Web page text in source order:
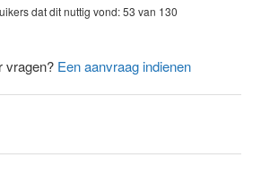
dat dit nuttig vond: 53 van 130
vragen? Een aanvraag indienen